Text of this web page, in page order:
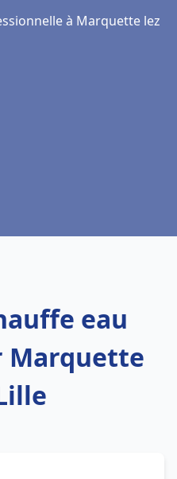
à Marquette lez
eau